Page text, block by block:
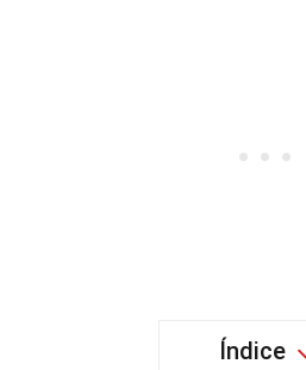
Índice